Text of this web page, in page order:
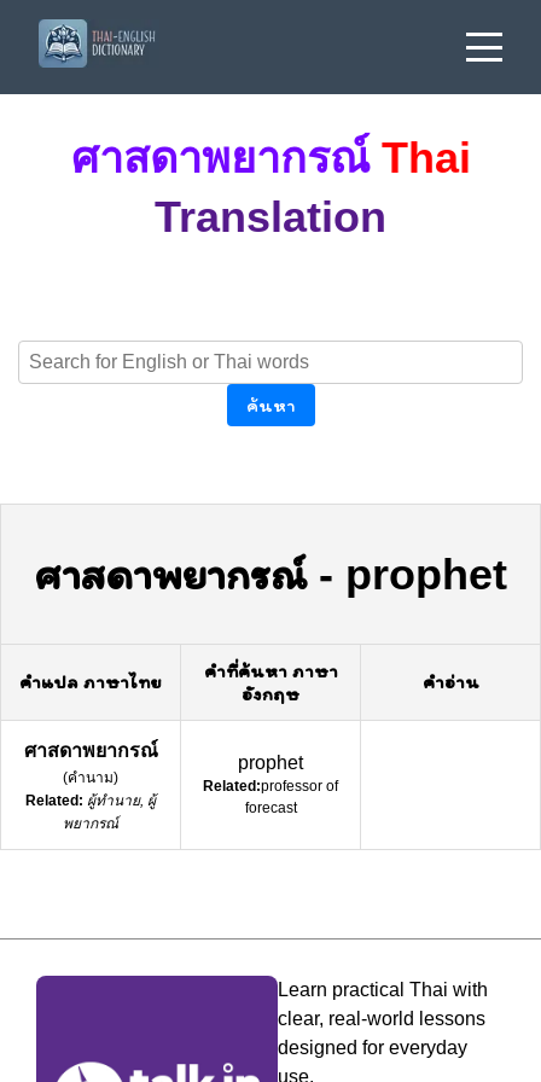
ศาสดาพยากรณ์ Thai
Translation
ค้นหา
ศาสดาพยากรณ์- prophet
คำแปล ภาษาไทย
คำที่ค้นหา ภาษา
อังกฤษ
คำอ่าน
ศาสดาพยากรณ์
(คำนาม)
Related: ผู้ทำนาย, ผู้
พยากรณ์
prophet
Related:professor of
forecast
Learn practical Thai with
clear, real-world lessons
designed for everyday
use.